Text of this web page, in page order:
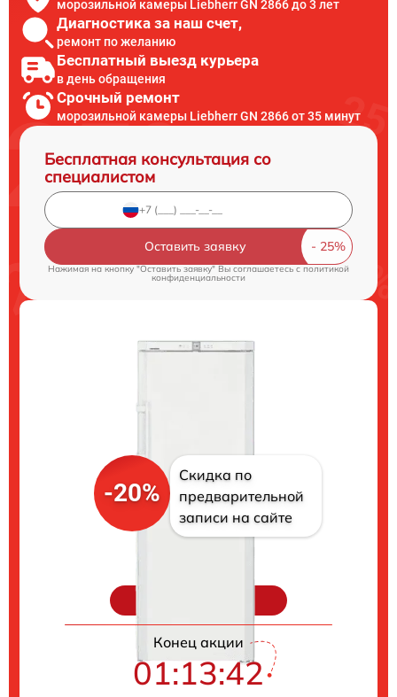
морозильной камеры Liebherr GN 2866 до 3 лет
Диагностика за наш счет,
ремонт по желанию
Бесплатный выезд курьера
в день обращения
Срочный ремонт
морозильной камеры Liebherr GN 2866 от 35 минут
Бесплатная консультация со
специалистом
Оставить заявку
Нажимая на кнопку "Оставить заявку" Вы соглашаетесь cполитикой
конфиденциальности
-20%
Скидка по
предварительной
записи на сайте
Конец акции
01:13:41